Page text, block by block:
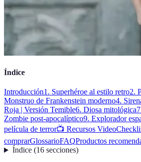
Índice
Introducción1. Superhéroe al estilo retro2.
Monstruo de Frankenstein moderno4.
Roja | Versión Temible6. Diosa mitológica
Zombie post-apocalíptico9. Explorador
película de terror📺 Recursos Video
comprarGlossarioFAQProductos
Índice(16 secciones)